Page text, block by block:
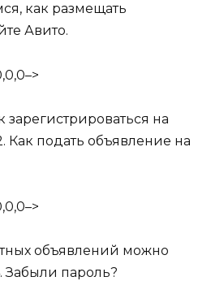
как размещать
Авито.
зарегистрироваться на
Как подать объявление на
объявлений можно
Забыли пароль?